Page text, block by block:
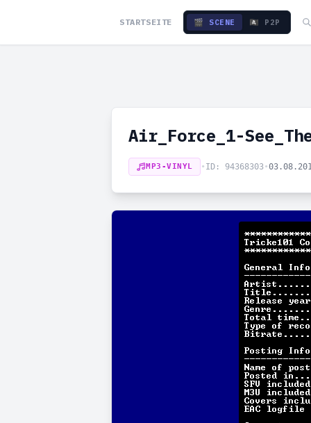
STARTSEITE 🎬 SCENE 🏴‍☠️ P2P
Air_Force_1-
MP3-VINYL • ID: 94368303•